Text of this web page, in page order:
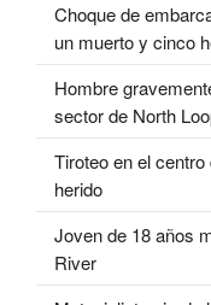
Choque de
un muerto y cinco
Hombre
sector de North
Tiroteo en el
herido
Joven de 18 años
River